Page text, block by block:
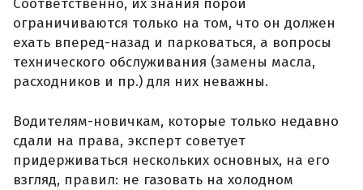
ограничиваются только на том, что он должен
ехать вперед-назад и парковаться, а вопросы
технического обслуживания (замены масла,
расходников и пр.) для них неважны.
Водителям-новичкам, которые только недавно
сдали на права, эксперт советует
придерживаться нескольких основных, на его
взгляд, правил: не газовать на холодном